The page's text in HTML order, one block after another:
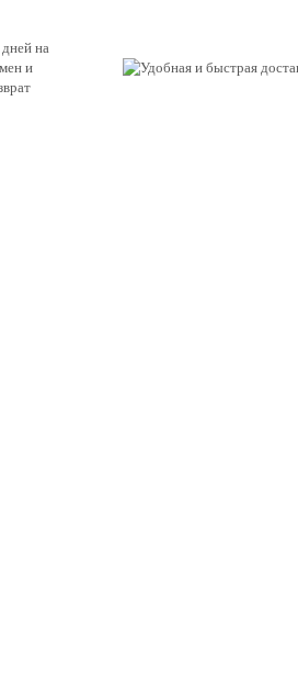
на
и